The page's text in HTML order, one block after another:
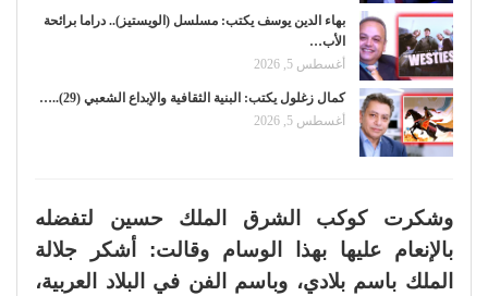
بهاء الدين يوسف يكتب: مسلسل (الويستيز).. دراما برائحة
الأب…
أغسطس 5, 2026
كمال زغلول يكتب: البنية الثقافية والإبداع الشعبي (29)..…
أغسطس 5, 2026
وشكرت كوكب الشرق الملك حسين لتفضله
بالإنعام عليها بهذا الوسام وقالت: أشكر جلالة
الملك باسم بلادي، وباسم الفن في البلاد العربية،